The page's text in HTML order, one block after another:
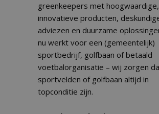
greenkeepers met hoogwaardige,
innovatieve producten,
adviezen en duurzame
nu werkt voor een (gemeentelijk)
sportbedrijf, golfbaan of betaald
voetbalorganisatie – wij zorgen
sportvelden of golfbaan altijd in
topconditie zijn.